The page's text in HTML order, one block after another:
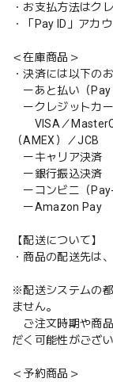
・お支払方法はク
・「Pay ID」アカ
＜在庫商品＞
・決済には以下の
ーあと払い（Pay
ークレジットカ
VISA／
（AMEX）／JCB
ーキャリア決済
ー銀行振込決済
ーコンビニ（
ーAmazon Pay
【配送について】
・商品の配送先は
※配送システムの
ません。
ご注文時期や商
だく可能性がござい
＜予約商品＞